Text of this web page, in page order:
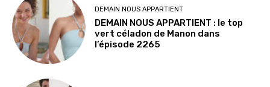
DEMAIN NOUS APPARTIENT
DEMAIN NOUS APPARTIENT : le top
vert céladon de Manon dans
l’épisode 2265